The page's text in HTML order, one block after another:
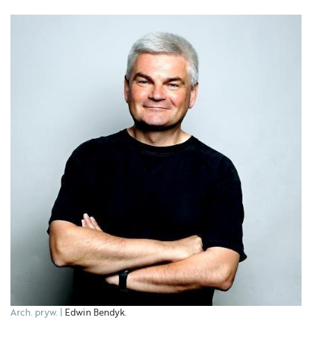
Arch. pryw. Edwin Bendyk.